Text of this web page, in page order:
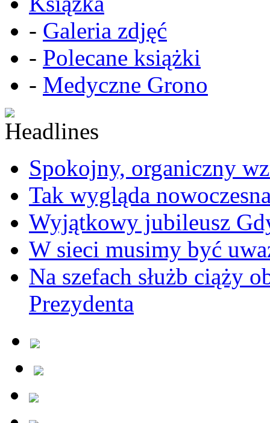
- Galeria zdjęć
- Polecane książki
- Medyczne Grono
Spokojny, organiczny
Tak wygląda
Wyjątkowy jubileusz
W sieci musimy być
Na szefach służb ciąży
Prezydenta